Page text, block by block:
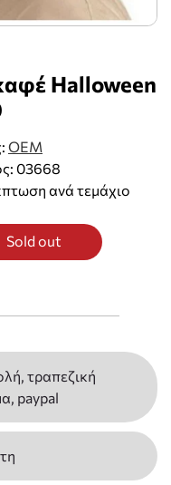
Halloween
OEM
03668
ανά τεμάχιο
Sold out
τραπεζική
paypal